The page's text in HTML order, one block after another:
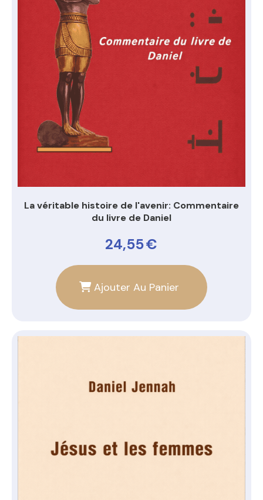
La véritable histoire de l'avenir: Commentaire
du livre de Daniel
24,55€
Ajouter Au Panier